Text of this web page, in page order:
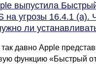
выпустила
на угрозы 16.4.1 (a).
ли
давно Apple
функцию «Быстрый